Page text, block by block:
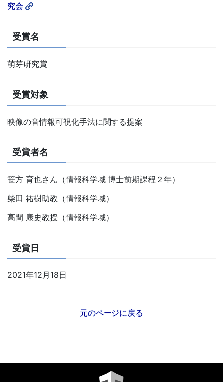
究会
受賞名
萌芽研究賞
受賞対象
映像の音情報可視化手法に関する提案
受賞者名
笹方 育也さん（情報科学域 博士前期課程２年）
柴田 祐樹助教（情報科学域）
高間 康史教授（情報科学域）
受賞日
2021年12月18日
元のページに戻る